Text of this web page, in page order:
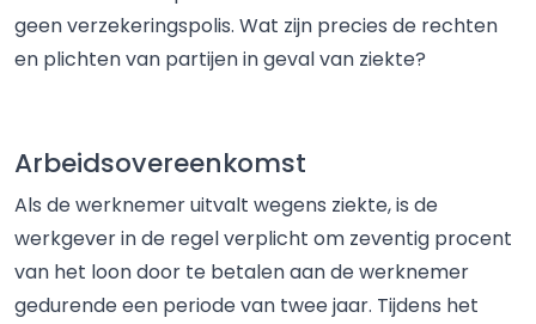
geen verzekeringspolis. Wat zijn precies de rechten
en plichten van partijen in geval van ziekte?
Arbeidsovereenkomst
Als de werknemer uitvalt wegens ziekte, is de
werkgever in de regel verplicht om zeventig procent
van het loon door te betalen aan de werknemer
gedurende een periode van twee jaar. Tijdens het